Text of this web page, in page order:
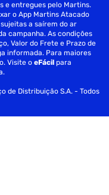
e entregues pelo Martins.
o App Martins Atacado
a saírem do ar
campanha. As condições
Valor do Frete e Prazo de
informada. Para maiores
Visite oeFácil para
de Distribuição S.A. - Todos